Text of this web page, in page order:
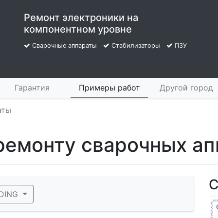
Ремонт электроники на
компонентном уровне
Сварочные аппараты Стабилизаторы ПЗУ
Гарантия Примеры работ Другой город
сварочных